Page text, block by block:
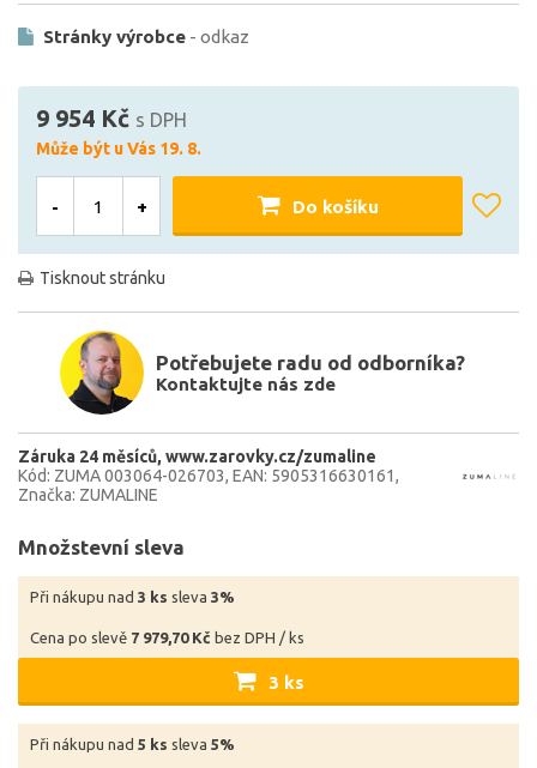
Stránky výrobce - odkaz
9 954 Kč s DPH
Může být u Vás 19. 8.
- + Do košíku
Tisknout stránku
Potřebujete radu od odborníka?
Kontaktujte nás zde
Záruka 24 měsíců www.zarovky.cz/zumaline
Kód: ZUMA 003064-026703 EAN: 5905316630161
Značka: ZUMALINE
Množstevní sleva
Při nákupu nad 3 ks sleva 3%
Cena po slevě 7 979,70 Kč bez DPH / ks
3 ks
Při nákupu nad 5 ks sleva 5%